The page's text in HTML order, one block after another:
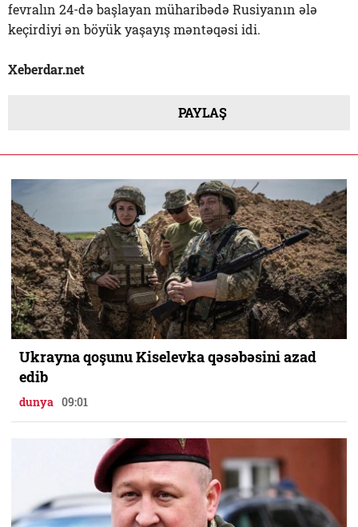
fevralın 24-də başlayan müharibədə Rusiyanın ələ
keçirdiyi ən böyük yaşayış məntəqəsi idi.
Xeberdar.net
PAYLAŞ
Ukrayna qoşunu Kiselevka qəsəbəsini azad
edib
dunya 09:01